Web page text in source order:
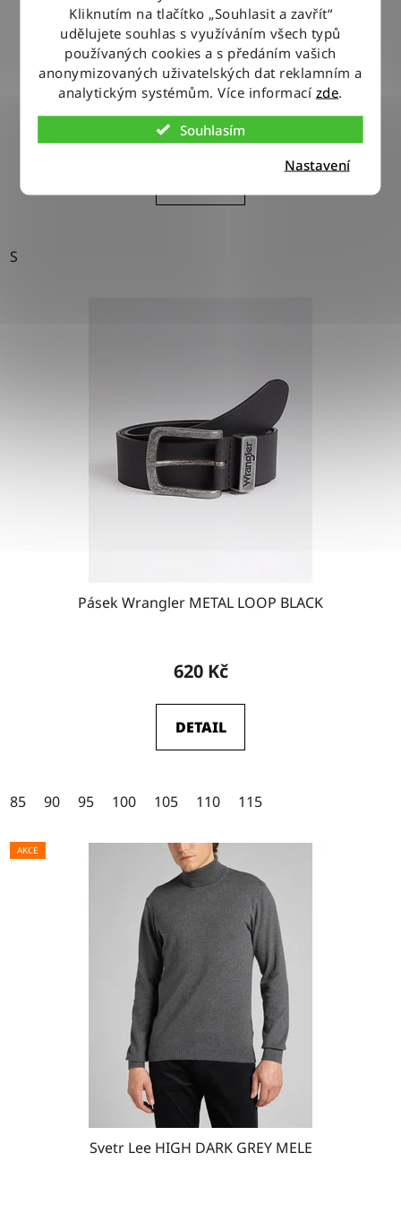
Kliknutím na tlačítko „Souhlasit a zavřít“
udělujete souhlas s využíváním všech typů
používaných cookies a s předáním vašich
anonymizovaných uživatelských dat reklamním a
analytickým systémům. Více informací zde.
Souhlasím
Nastavení
Košile Wrangler WESTERN SHIRT LIGHT STONE
1 279 Kč
S
Pásek Wrangler METAL LOOP BLACK
hodnocení
produktu
je
4,5
hvězdiček.
620 Kč
DETAIL
85 90 95 100 105 110 115
AKCE
Svetr Lee HIGH DARK GREY MELE